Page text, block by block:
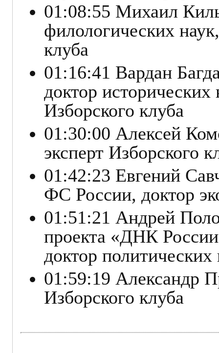
01:08:55 Михаил
филологических
клуба
01:16:41 Вардан
доктор
Изборского клуба
01:30:00 Алексей
эксперт Изборского
01:42:23 Евгений
ФС России, доктор
01:51:21 Андрей
проекта «ДНК
доктор политических
01:59:19 Александр
Изборского клуба